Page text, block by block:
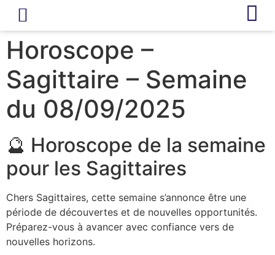
Horoscope –
Sagittaire – Semaine
du 08/09/2025
🔮 Horoscope de la semaine
pour les Sagittaires
Chers Sagittaires, cette semaine s’annonce être une
période de découvertes et de nouvelles opportunités.
Préparez-vous à avancer avec confiance vers de
nouvelles horizons.